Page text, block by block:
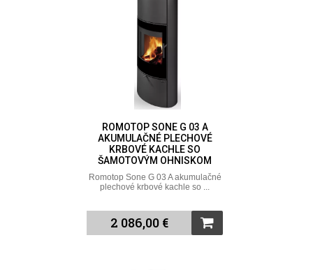
ROMOTOP SONE G 03 A
AKUMULAČNÉ PLECHOVÉ
KRBOVÉ KACHLE SO
ŠAMOTOVÝM OHNISKOM
Romotop Sone G 03 A akumulačné
plechové krbové kachle so ...
2 086,00 €